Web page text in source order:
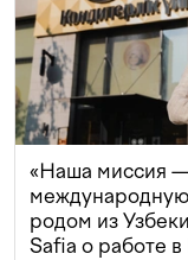
«Наша миссия
родом из
Safia о работе в